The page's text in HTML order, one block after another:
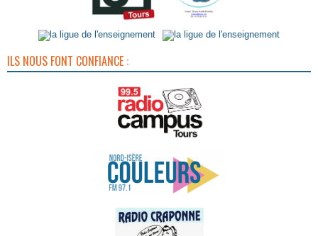
ILS NOUS FONT CONFIANCE :